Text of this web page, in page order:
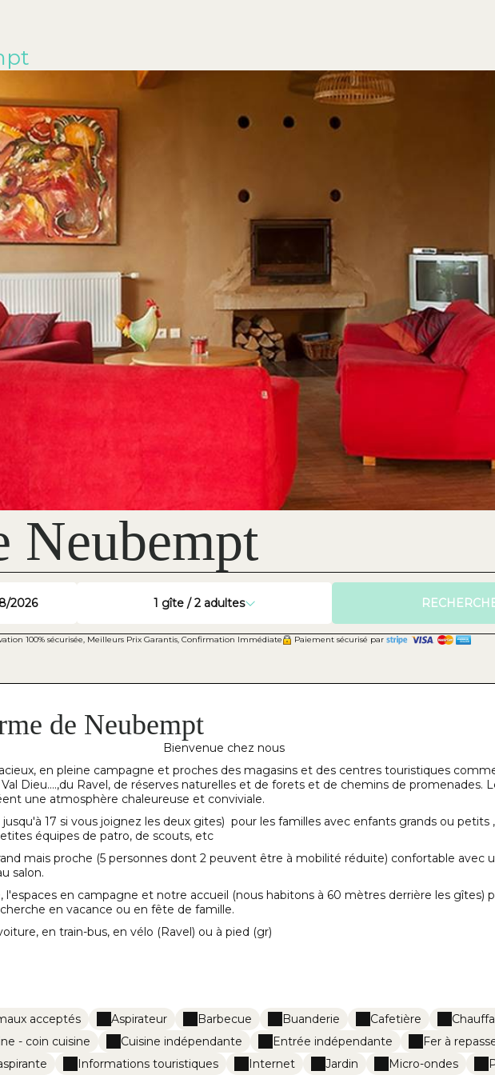
Neubempt
1 gîte /2 adultes
100% sécurisée, Meilleurs Prix Garantis, Confirmation Immédiate Paiement sécurisé par
de Neubempt
Bienvenue chez nous
en pleine campagne et proches des magasins et des centres touristiques
Dieu….,du Ravel, de réserves naturelles et de forets et de chemins de promenades.
une atmosphère chaleureuse et conviviale.
jusqu'à 17 si vous joignez les deux gites) pour les familles avec enfants grands ou petits
équipes de patro, de scouts, etc
mais proche (5 personnes dont 2 peuvent être à mobilité réduite) confortable avec
salon.
l'espaces en campagne et notre accueil (nous habitons à 60 mètres derrière les gîtes)
en vacance ou en fête de famille.
en train-bus, en vélo (Ravel) ou à pied (gr)
acceptés Aspirateur Barbecue Buanderie Cafetière
- coin cuisine Cuisine indépendante Entrée indépendante
Fer à
Informations touristiques Internet Jardin Micro-ondes